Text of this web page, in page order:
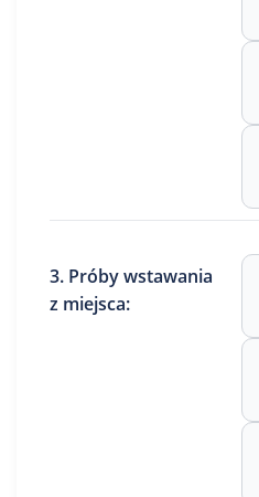
3. Próby wstawania
z miejsca: